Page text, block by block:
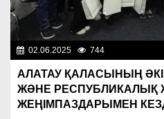
02.06.2025 744
АЛАТАУ ҚАЛАСЫНЫҢ
ЖӘНЕ
ЖЕҢІМПАЗДАРЫМЕН